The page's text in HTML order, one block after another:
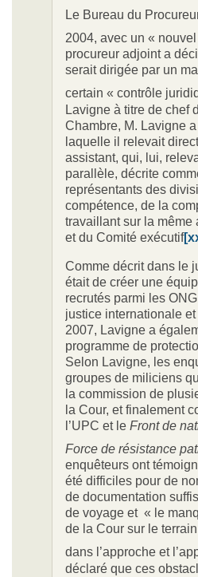
Le Bureau du
2004, avec un «
procureur adjoint a
serait dirigée par un
certain « contrôle
Lavigne à titre de chef
Chambre, M. Lavigne
laquelle il relevait
assistant, qui, lui,
parallèle, décrite
représentants des
compétence, de la
travaillant sur la même
et du Comité exécutif
Comme décrit dans le
était de créer une
recrutés parmi les
justice internationale
2007, Lavigne a
programme de
Selon Lavigne, les
groupes de miliciens
la commission de
la Cour, et finalement
l’UPC et le Front de
Force de résistance
enquêteurs ont
été difficiles pour de
de documentation
de voyage et « le
de la Cour sur le
dans l’approche et
déclaré que ces